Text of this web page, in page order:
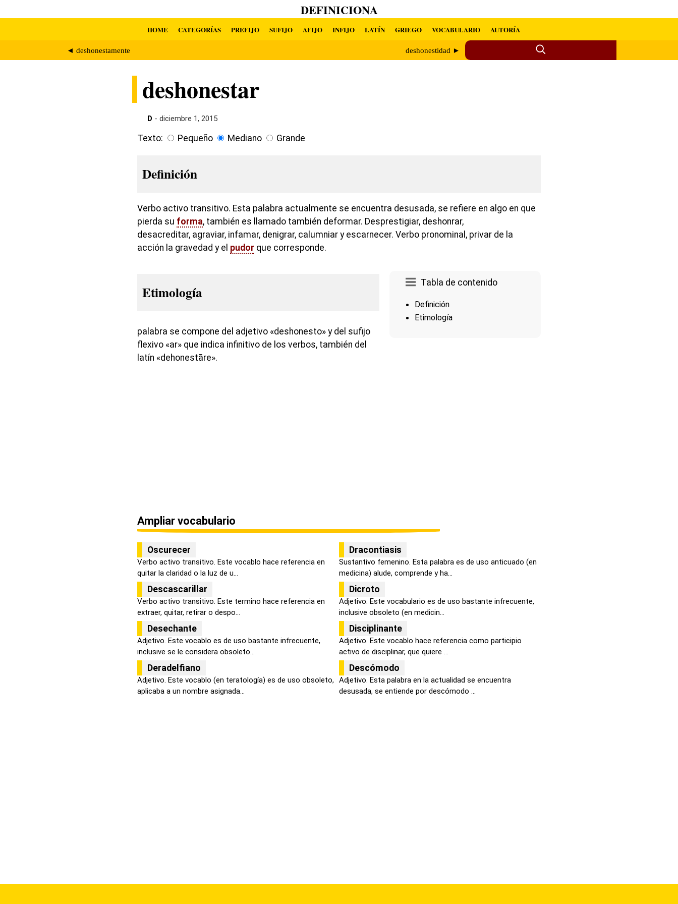
DEFINICIONA
HOME CATEGORÍAS PREFIJO SUFIJO AFIJO INFIJO LATÍN GRIEGO VOCABULARIO AUTORÍA
◄ deshonestamente deshonestidad ►
deshonestar
D - diciembre 1, 2015
Texto: Pequeño Mediano Grande
Definición
Verbo activo transitivo. Esta palabra actualmente se encuentra desusada, se refiere en algo en que
pierda su forma, también es llamado también deformar. Desprestigiar, deshonrar,
desacreditar, agraviar, infamar, denigrar, calumniar y escarnecer. Verbo pronominal, privar de la
acción la gravedad y el pudor que corresponde.
Tabla de contenido
Definición
Etimología
Etimología
palabra se compone del adjetivo «deshonesto» y del sufijo
flexivo «ar» que indica infinitivo de los verbos, también del
latín «dehonestāre».
Ampliar vocabulario
Oscurecer
Verbo activo transitivo. Este vocablo hace referencia en
quitar la claridad o la luz de u...
Dracontiasis
Sustantivo femenino. Esta palabra es de uso anticuado (en
medicina) alude, comprende y ha...
Descascarillar
Verbo activo transitivo. Este termino hace referencia en
extraer, quitar, retirar o despo...
Dicroto
Adjetivo. Este vocabulario es de uso bastante infrecuente,
inclusive obsoleto (en medicin...
Desechante
Adjetivo. Este vocablo es de uso bastante infrecuente,
inclusive se le considera obsoleto...
Disciplinante
Adjetivo. Este vocablo hace referencia como participio
activo de disciplinar, que quiere ...
Deradelfiano
Adjetivo. Este vocablo (en teratología) es de uso obsoleto,
aplicaba a un nombre asignada...
Descómodo
Adjetivo. Esta palabra en la actualidad se encuentra
desusada, se entiende por descómodo ...